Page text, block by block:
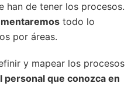
han de tener los procesos.
todo lo
por áreas.
y mapear los procesos
personal que conozca en